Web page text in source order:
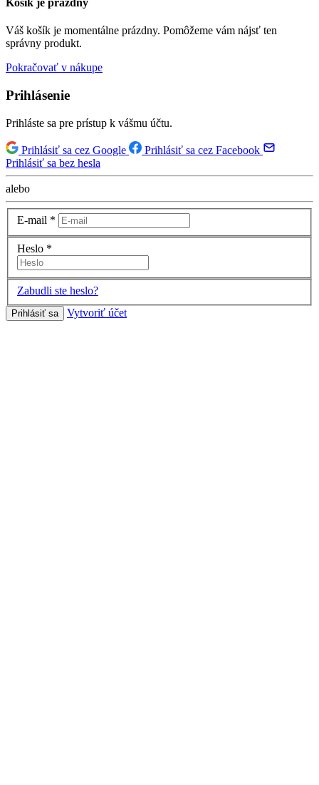
Košík je prázdny
Váš košík je momentálne prázdny. Pomôžeme vám nájsť ten
správny produkt.
Pokračovať v nákupe
Prihlásenie
Prihláste sa pre prístup k vášmu účtu.
Prihlásiť sa cez Google
Prihlásiť sa cez Facebook
Prihlásiť sa bez hesla
alebo
E-mail *
Heslo *
Zabudli ste heslo?
Prihlásiť sa Vytvoriť účet